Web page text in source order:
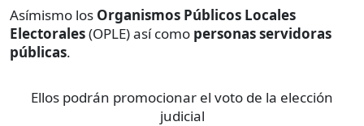
Asímismo los Organismos Públicos Locales
Electorales(OPLE) así como personas servidoras
públicas.
Ellos podrán promocionar el voto de la elección
judicial